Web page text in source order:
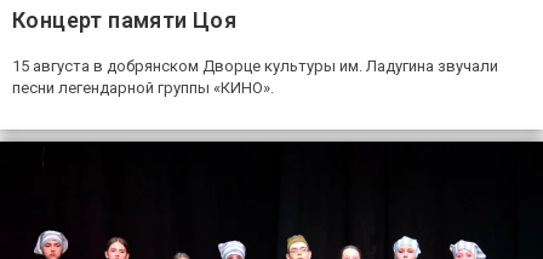
Концерт памяти Цоя
15 августа в добрянском Дворце культуры им. Ладугина звучали
песни легендарной группы «КИНО».